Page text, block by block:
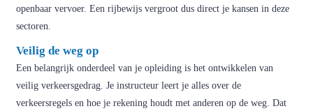
openbaar vervoer. Een rijbewijs vergroot dus direct je kansen in deze
sectoren.
Veilig de weg op
Een belangrijk onderdeel van je opleiding is het ontwikkelen van
veilig verkeersgedrag. Je instructeur leert je alles over de
verkeersregels en hoe je rekening houdt met anderen op de weg. Dat